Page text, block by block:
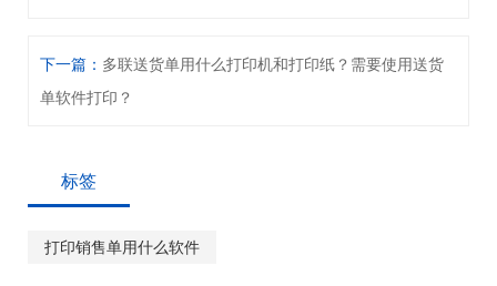
下一篇： 多联送货单用什么打印机和打印纸？需要使用送货
单软件打印？
标签
打印销售单用什么软件